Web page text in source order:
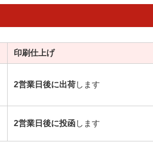
印刷仕上げ
2営業日後に出荷します
2営業日後に投函します